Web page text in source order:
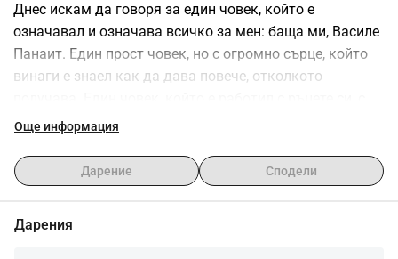
Днес искам да говоря за един човек, който е
означавал и означава всичко за мен: баща ми, Василе
Панаит. Един прост човек, но с огромно сърце, който
винаги е знаел как да дава повече, отколкото
достойнство и смелост, без да иска нищо в замяна.
с дела какво означава любовта, жертвата и
добротата.Днес, баща ми води най-тежката битка в
и пред лицето на болката, несигурността и сложните
Още информация
Дарение Сподели
Дарения